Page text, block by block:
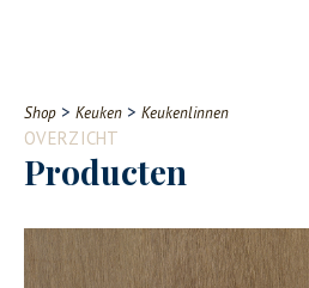
Contact
Shop > Keuken > Keukenlinnen
OVERZICHT
Producten